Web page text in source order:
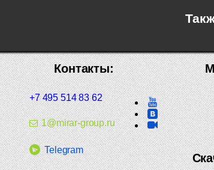
Контакты:
+7 495 514 83 62
1@mirar-group.ru
Telegram